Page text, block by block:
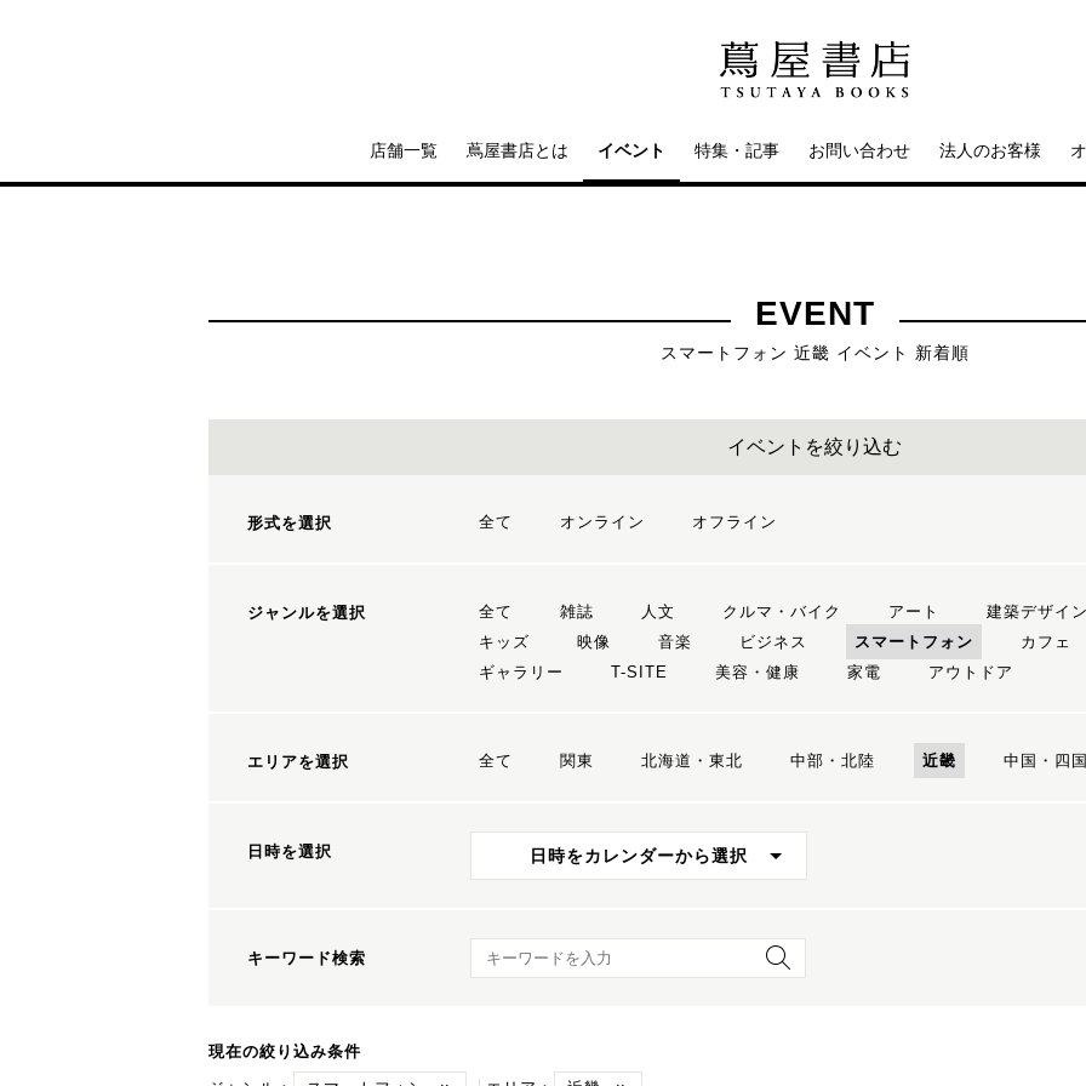
店舗一覧 蔦屋書店とは イベント 特集・記事 お問い合わせ 法人のお客様
EVENT
スマートフォン 近畿 イベント 新着順
イベントを絞り込む
形式を選択 全て オンライン オフライン
ジャンルを選択 全て 雑誌 人文 クルマ・バイク アート 建築デザイン
キッズ
映像 音楽 ビジネス スマートフォン カフェ
ギャラリー
T-SITE 美容・健康 家電 アウトドア
エリアを選択 全て 関東 北海道・東北 中部・北陸 近畿 中国・四国
日時を選択 日時をカレンダーから選択
キーワード検索 キーワード検索
現在の絞り込み条件